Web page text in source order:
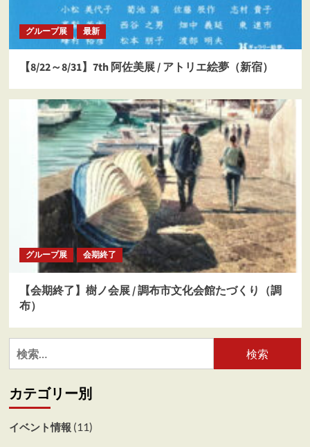
グループ展 最新
【8/22～8/31】7th 阿佐美展 / アトリエ絵夢（新宿）
グループ展 会期終了
【会期終了】樹ノ会展 / 調布市文化会館たづくり（調
布）
検
索:
カテゴリー別
イベント情報 (11)